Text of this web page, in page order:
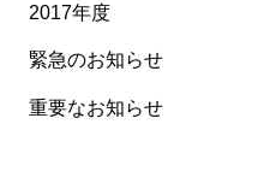
2017年度
緊急のお知らせ
重要なお知らせ